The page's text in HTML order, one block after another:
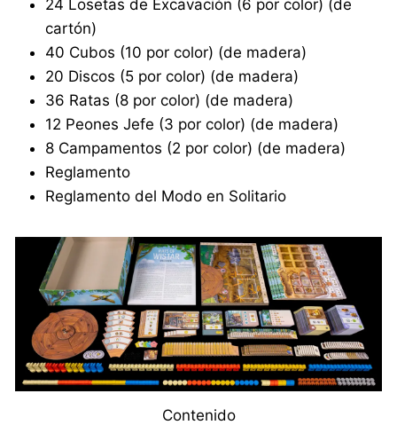
24 Losetas de Excavación (6 por color) (de
cartón)
40 Cubos (10 por color) (de madera)
20 Discos (5 por color) (de madera)
36 Ratas (8 por color) (de madera)
12 Peones Jefe (3 por color) (de madera)
8 Campamentos (2 por color) (de madera)
Reglamento
Reglamento del Modo en Solitario
Contenido